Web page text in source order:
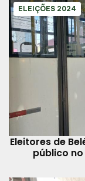
ELEIÇÕES 2024
Eleitores de
público